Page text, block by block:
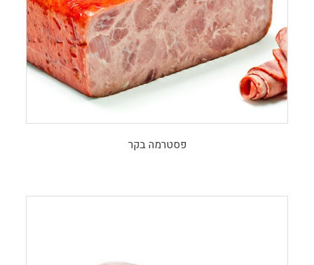
פסטרמה בקר